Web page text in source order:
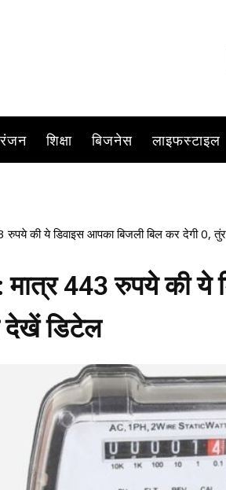
शिक्षा बिजनेस लाइफस्टाइल
की ये डिवाइस आपका बिजली बिल कर देगी 0,
443 रुपये की ये
देखें डिटेल